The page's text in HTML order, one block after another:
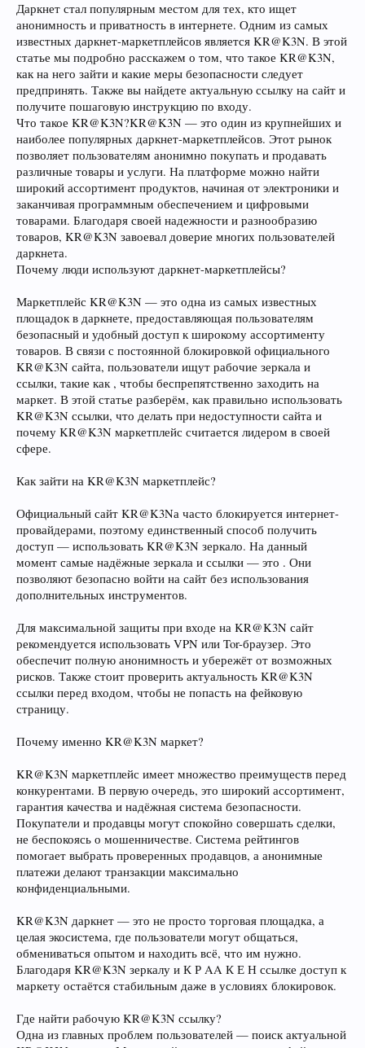
Даркнет стал популярным местом для тех, кто ищет
анонимность и приватность в интернете. Одним из самых
известных даркнет-маркетплейсов является KR@K3N. В этой
статье мы подробно расскажем о том, что такое KR@K3N,
как на него зайти и какие меры безопасности следует
предпринять. Также вы найдете актуальную ссылку на сайт и
получите пошаговую инструкцию по входу.
Что такое KR@K3N?KR@K3N — это один из крупнейших и
наиболее популярных даркнет-маркетплейсов. Этот рынок
позволяет пользователям анонимно покупать и продавать
различные товары и услуги. На платформе можно найти
широкий ассортимент продуктов, начиная от электроники и
заканчивая программным обеспечением и цифровыми
товарами. Благодаря своей надежности и разнообразию
товаров, KR@K3N завоевал доверие многих пользователей
даркнета.
Почему люди используют даркнет-маркетплейсы?
Маркетплейс KR@K3N — это одна из самых известных
площадок в даркнете, предоставляющая пользователям
безопасный и удобный доступ к широкому ассортименту
товаров. В связи с постоянной блокировкой официального
KR@K3N сайта, пользователи ищут рабочие зеркала и
ссылки, такие как , чтобы беспрепятственно заходить на
маркет. В этой статье разберём, как правильно использовать
KR@K3N ссылки, что делать при недоступности сайта и
почему KR@K3N маркетплейс считается лидером в своей
сфере.
Как зайти на KR@K3N маркетплейс?
Официальный сайт KR@K3Nа часто блокируется интернет-
провайдерами, поэтому единственный способ получить
доступ — использовать KR@K3N зеркало. На данный
момент самые надёжные зеркала и ссылки — это . Они
позволяют безопасно войти на сайт без использования
дополнительных инструментов.
Для максимальной защиты при входе на KR@K3N сайт
рекомендуется использовать VPN или Tor-браузер. Это
обеспечит полную анонимность и убережёт от возможных
рисков. Также стоит проверить актуальность KR@K3N
ссылки перед входом, чтобы не попасть на фейковую
страницу.
Почему именно KR@K3N маркет?
KR@K3N маркетплейс имеет множество преимуществ перед
конкурентами. В первую очередь, это широкий ассортимент,
гарантия качества и надёжная система безопасности.
Покупатели и продавцы могут спокойно совершать сделки,
не беспокоясь о мошенничестве. Система рейтингов
помогает выбрать проверенных продавцов, а анонимные
платежи делают транзакции максимально
конфиденциальными.
KR@K3N даркнет — это не просто торговая площадка, а
целая экосистема, где пользователи могут общаться,
обмениваться опытом и находить всё, что им нужно.
Благодаря KR@K3N зеркалу и К Р AA К Е Н ссылке доступ к
маркету остаётся стабильным даже в условиях блокировок.
Где найти рабочую KR@K3N ссылку?
Одна из главных проблем пользователей — поиск актуальной